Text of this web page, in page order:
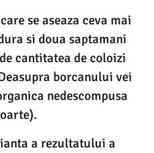
se aseaza ceva mai
si doua saptamani
cantitatea de coloizi
borcanului vei
nedescompusa
a rezultatului a